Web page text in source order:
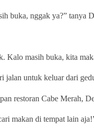
buka, nggak ya?” tanya
Kalo masih buka, kita
jalan untuk keluar dari
restoran Cabe Merah,
makan di tempat lain